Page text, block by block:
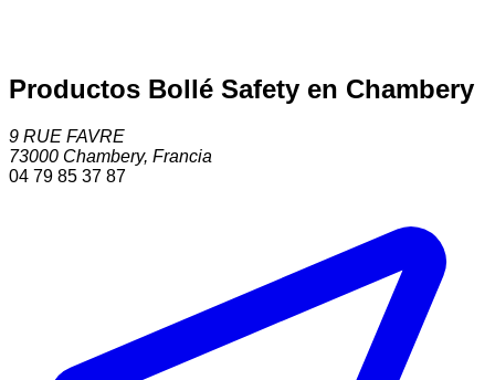
Productos Bollé Safety en Chambery
9 RUE FAVRE
73000 Chambery, Francia
04 79 85 37 87